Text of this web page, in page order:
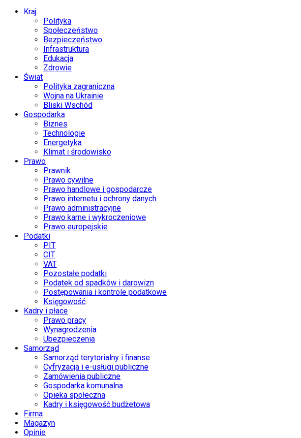
Kraj
Polityka
Społeczeństwo
Bezpieczeństwo
Infrastruktura
Edukacja
Zdrowie
Świat
Polityka zagraniczna
Wojna na Ukrainie
Bliski Wschód
Gospodarka
Biznes
Technologie
Energetyka
Klimat i środowisko
Prawo
Prawnik
Prawo cywilne
Prawo handlowe i gospodarcze
Prawo internetu i ochrony danych
Prawo administracyjne
Prawo karne i wykroczeniowe
Prawo europejskie
Podatki
PIT
CIT
VAT
Pozostałe podatki
Podatek od spadków i darowizn
Postępowania i kontrole podatkowe
Księgowość
Kadry i płace
Prawo pracy
Wynagrodzenia
Ubezpieczenia
Samorząd
Samorząd terytorialny i finanse
Cyfryzacja i e-usługi publiczne
Zamówienia publiczne
Gospodarka komunalna
Opieka społeczna
Kadry i księgowość budżetowa
Firma
Magazyn
Opinie